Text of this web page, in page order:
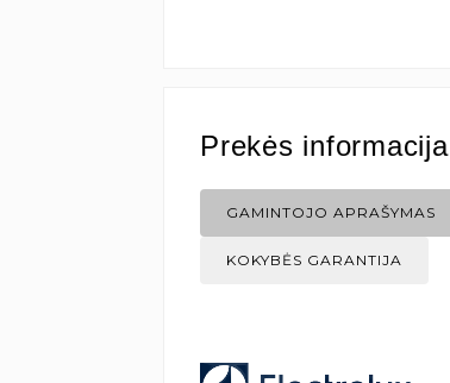
Prekės informacija
GAMINTOJO APRAŠYMAS
KOKYBĖS GARANTIJA